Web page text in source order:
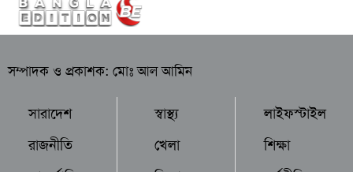
সম্পাদক ও প্রকাশক: মোঃ আল আমিন
সারাদেশ
রাজনীতি
স্বাস্থ্য
খেলা
লাইফস্টাইল
শিক্ষা